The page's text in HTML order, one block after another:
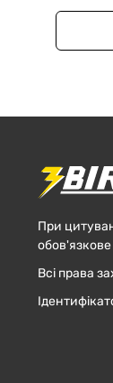
При
обов'язкове
Всі права